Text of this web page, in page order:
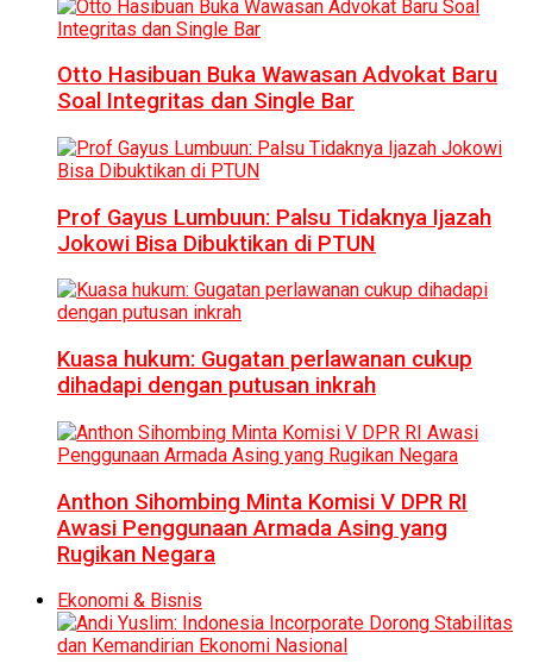
Otto Hasibuan Buka Wawasan Advokat Baru
Soal Integritas dan Single Bar
Prof Gayus Lumbuun: Palsu Tidaknya Ijazah
Jokowi Bisa Dibuktikan di PTUN
Kuasa hukum: Gugatan perlawanan cukup
dihadapi dengan putusan inkrah
Anthon Sihombing Minta Komisi V DPR RI
Awasi Penggunaan Armada Asing yang
Rugikan Negara
Ekonomi & Bisnis